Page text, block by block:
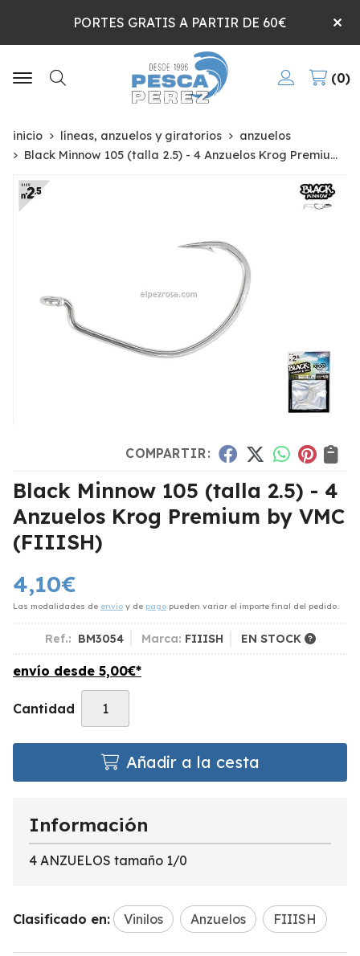
PORTES GRATIS A PARTIR DE 60€
Buscar
0
inicio líneas, anzuelos y giratorios
anzuelos
Black Minnow 105 (talla 2.5) - 4 Anzuelos Krog Premium by VMC
COMPARTIR:
Black Minnow 105 (talla 2.5) - 4
Anzuelos Krog Premium by VMC
(FIIISH)
4,10€
Las modalidades de envío y de pago pueden variar el importe final del pedido.
Ref.: BM3054 Marca: FIIISH EN STOCK
envío desde 5,00€*
Cantidad
Añadir a la cesta
Información
4 ANZUELOS tamaño 1/0
Clasificado en: Vinilos Anzuelos FIIISH